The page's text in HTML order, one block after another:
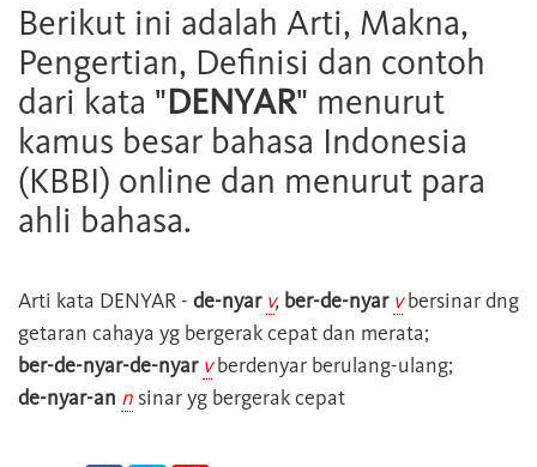
Berikut ini adalah Arti, Makna,
Pengertian, Definisi dan contoh
dari kata "DENYAR" menurut
kamus besar bahasa Indonesia
(KBBI) online dan menurut para
ahli bahasa.
Arti kata DENYAR - de-nyar v, ber-de-nyar vbersinar dng
getaran cahaya yg bergerak cepat dan merata;
ber-de-nyar-de-nyar vberdenyar berulang-ulang;
de-nyar-an n sinar yg bergerak cepat